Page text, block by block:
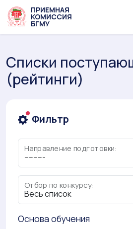
ПРИЕМНАЯ
КОМИССИЯ
БГМУ
Списки
(рейтинги)
unread messages
Фильтр
Направление подготовки:
Отбор по конкурсу:
Основа обучения